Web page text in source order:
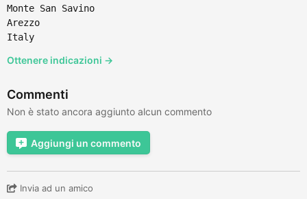
Monte San Savino
Arezzo
Italy
Ottenere indicazioni →
Commenti
Non è stato ancora aggiunto alcun commento
Aggiungi un commento
Invia ad un amico